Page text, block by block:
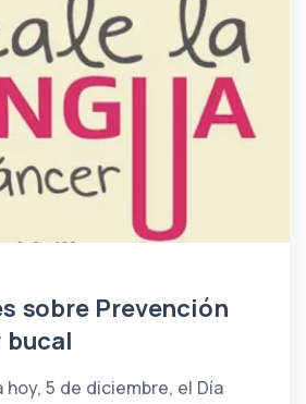
sobre Prevención
bucal
hoy, 5 de diciembre, el Día